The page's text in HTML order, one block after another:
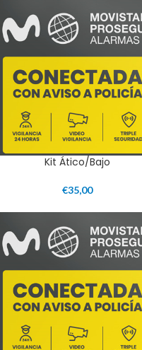
Kit Ático/Bajo
€35,00